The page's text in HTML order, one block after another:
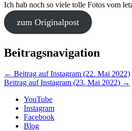
Ich hab noch so viele tolle Fotos vom
zum Originalpost
Beitragsnavigation
← Beitrag auf Instagram (22. Mai 2022)
Beitrag auf Instagram (23. Mai 2022) →
YouTube
Instagram
Facebook
Blog